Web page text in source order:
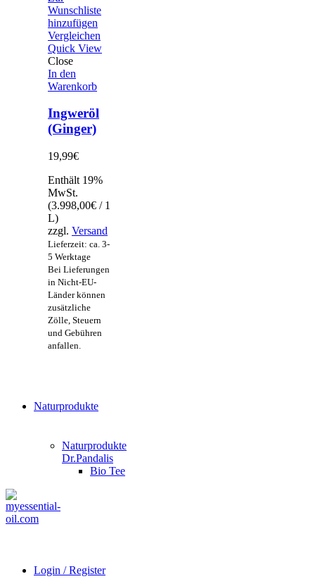
Wunschliste
hinzufügen
Vergleichen
Quick View
Close
In den
Warenkorb
Ingweröl
(Ginger)
19,99€
Enthält 19%
MwSt.
(3.998,00€ / 1
L)
zzgl. Versand
Lieferzeit: ca. 3-
5 Werktage
Bei Lieferungen
in Nicht-EU-
Länder können
zusätzliche
Zölle, Steuern
und Gebühren
anfallen.
Naturprodukte
Naturprodukte
Dr.Pandalis
Bio Tee
Login / Register